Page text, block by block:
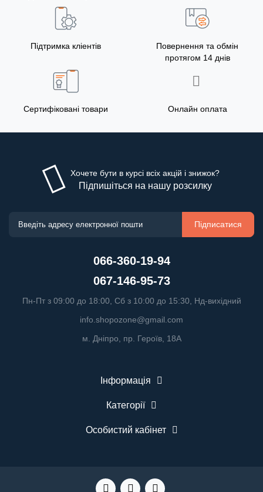
Підтримка кліентів
Повернення та обмін
протягом 14 днів
Сертифіковані товари Онлайн оплата
Хочете бути в курсі всіх акцій і знижок?
Підпишіться на нашу розсилку
Підписатися
066-360-19-94
067-146-95-73
Пн-Пт з 09:00 до 18:00, Сб з 10:00 до 15:30, Нд-вихідний
info.shopozone@gmail.com
м. Дніпро, пр. Героїв, 18А
Інформація
Категорії
Особистий кабінет